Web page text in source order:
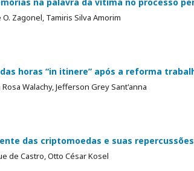
na palavra da vítima no processo
Zagonel, Tamiris Silva Amorim
horas “in itinere” após a reforma
Walachy, Jefferson Grey Sant'anna
das criptomoedas e suas
de Castro, Otto César Kosel